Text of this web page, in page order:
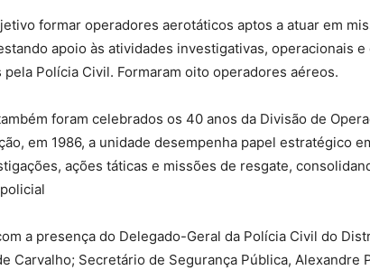
formar operadores aerotáticos aptos a atuar em
apoio às atividades investigativas, operacionais e
Polícia Civil. Formaram oito operadores aéreos.
foram celebrados os 40 anos da Divisão de
em 1986, a unidade desempenha papel estratégico
ações táticas e missões de resgate,
a presença do Delegado-Geral da Polícia Civil do
Carvalho; Secretário de Segurança Pública, Alexandre